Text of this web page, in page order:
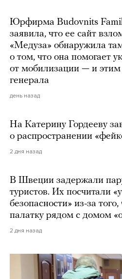
Юрфирма Budovnits
заявила, что ее сайт
«Медуза» обнаружила
о том, что она помогает
от мобилизации — и этим
генерала
день назад
На Катерину Гордееву
о распространении
2 дня назад
В Швеции задержали
туристов. Их посчитали
безопасности» из-за
палатку рядом с домом
2 дня назад